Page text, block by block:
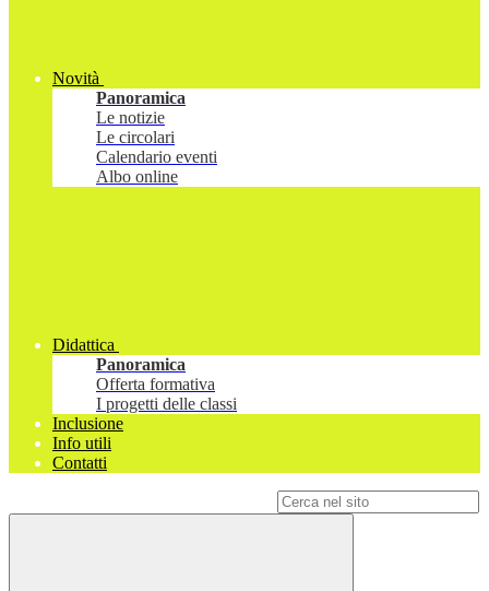
Novità
Panoramica
Le notizie
Le circolari
Calendario eventi
Albo online
Didattica
Panoramica
Offerta formativa
I progetti delle classi
Inclusione
Info utili
Contatti